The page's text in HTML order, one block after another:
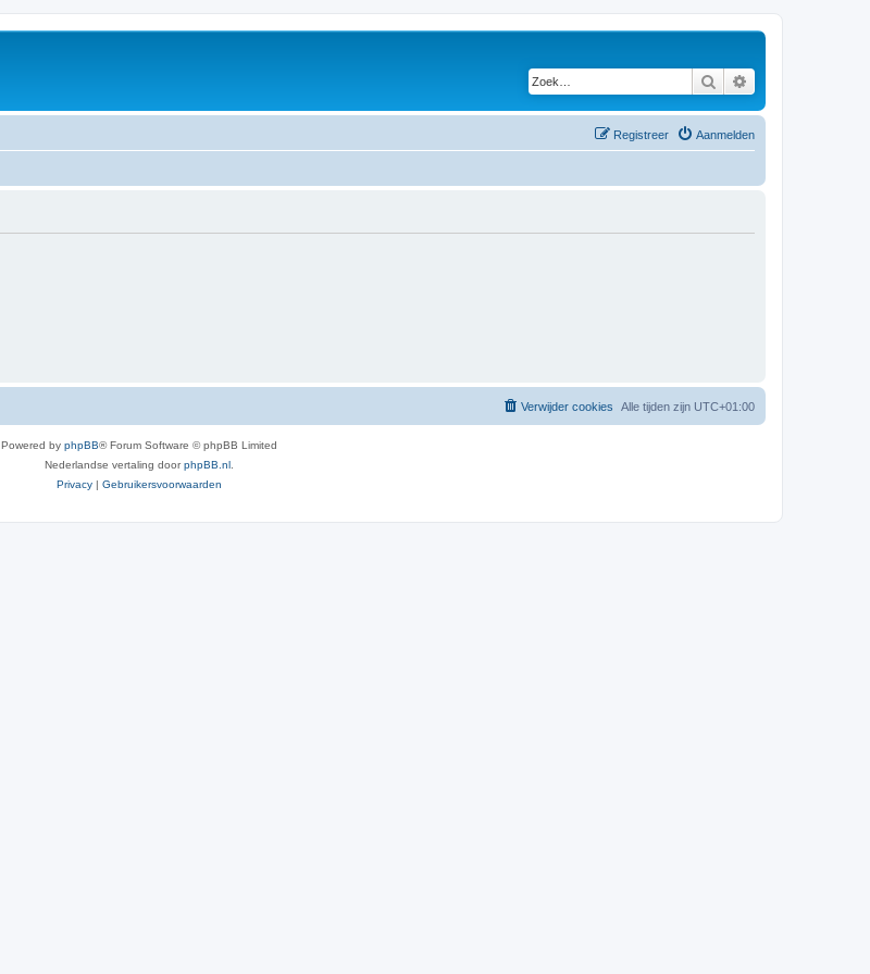
Zoek
Aanmelden
Registreer
Alle tijden zijn UTC+01:00
Verwijder cookies
Powered by phpBB® Forum Software © phpBB Limited
Nederlandse vertaling doorphpBB.nl
Privacy | Gebruikersvoorwaarden